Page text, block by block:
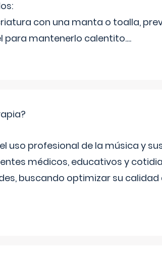
con una manta o toalla,
para mantenerlo calentito....
uso profesional de la música y
médicos, educativos y
buscando optimizar su calidad